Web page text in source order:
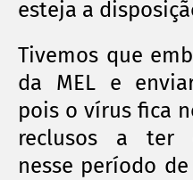
esteja a
Tivemos que
da MEL e
pois o vírus fica
reclusos a ter
nesse período